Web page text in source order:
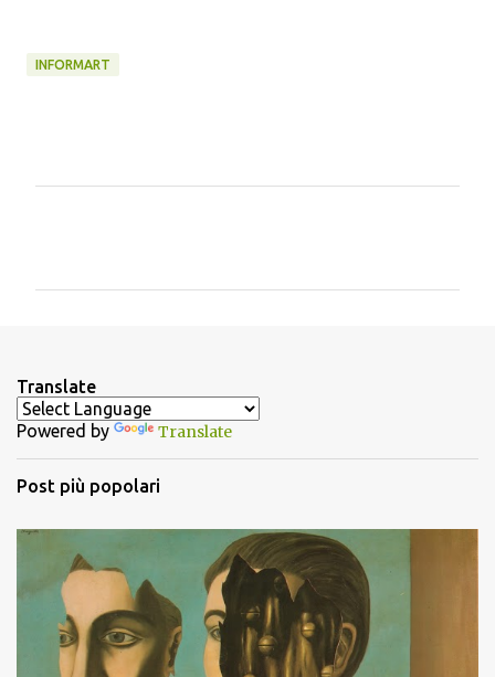
INFORMART
t
i
Translate
Powered by Translate
Post più popolari